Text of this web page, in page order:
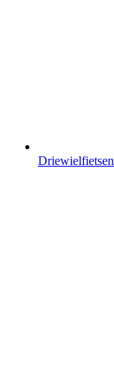
Driewielfietsen